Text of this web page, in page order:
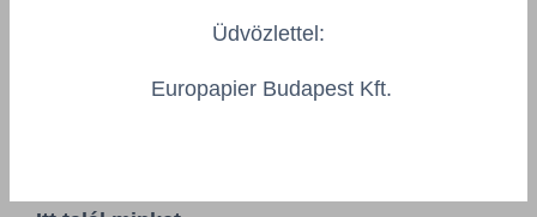
Felhasználási feltételek
Üdvözlettel:
Europapier Budapest Kft.